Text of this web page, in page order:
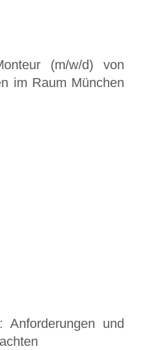
(m/w/d) von
im Raum München
Anforderungen und